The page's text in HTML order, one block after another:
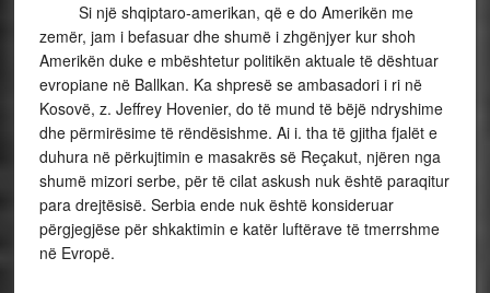
Si një shqiptaro-amerikan, që e do Amerikën me
zemër, jam i befasuar dhe shumë i zhgënjyer kur shoh
Amerikën duke e mbështetur politikën aktuale të dështuar
evropiane në Ballkan. Ka shpresë se ambasadori i ri në
Kosovë, z. Jeffrey Hovenier, do të mund të bëjë ndryshime
dhe përmirësime të rëndësishme. Ai i. tha të gjitha fjalët e
duhura në përkujtimin e masakrës së Reçakut, njëren nga
shumë mizori serbe, për të cilat askush nuk është paraqitur
para drejtësisë. Serbia ende nuk është konsideruar
përgjegjëse për shkaktimin e katër luftërave të tmerrshme
në Evropë.